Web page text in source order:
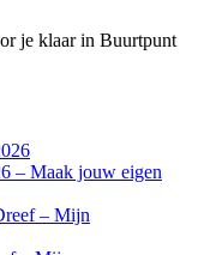
– Maak jouw eigen